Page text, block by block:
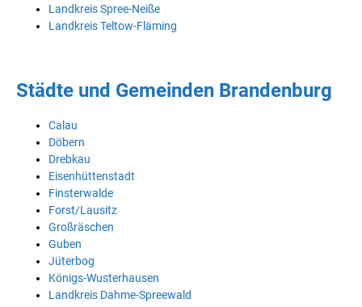
Landkreis Spree-Neiße
Landkreis Teltow-Fläming
Städte und Gemeinden Brandenburg
Calau
Döbern
Drebkau
Eisenhüttenstadt
Finsterwalde
Forst/Lausitz
Großräschen
Guben
Jüterbog
Königs-Wusterhausen
Landkreis Dahme-Spreewald